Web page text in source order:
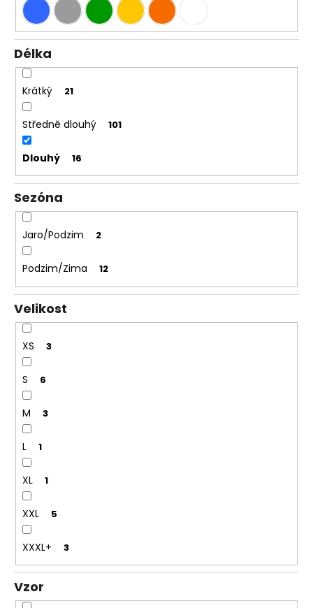
Délka
Krátký 21
Středně dlouhý 101
Dlouhý 16
Sezóna
Jaro/Podzim 2
Podzim/Zima 12
Velikost
XS 3
S 6
M 3
L 1
XL 1
XXL 5
XXXL+ 3
Vzor